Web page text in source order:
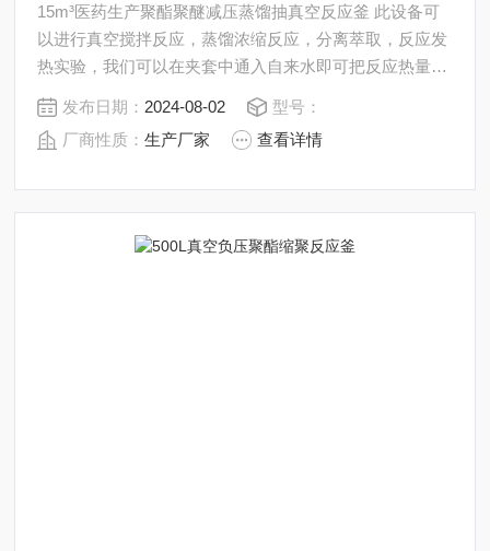
15m³医药生产聚酯聚醚减压蒸馏抽真空反应釜 此设备可
以进行真空搅拌反应，蒸馏浓缩反应，分离萃取，反应发
热实验，我们可以在夹套中通入自来水即可把反应热量带
走，物料在聚合反应釜内进行反应，并能控制反应溶液的
蒸发与回流，反应完毕，物料可从釜底的出料口放出，操
作极为方便。是现代化学小样，中样实验、生物制药及新
发布日期： 2024-08-02
型号：
厂商性质：生产厂家 查看详情